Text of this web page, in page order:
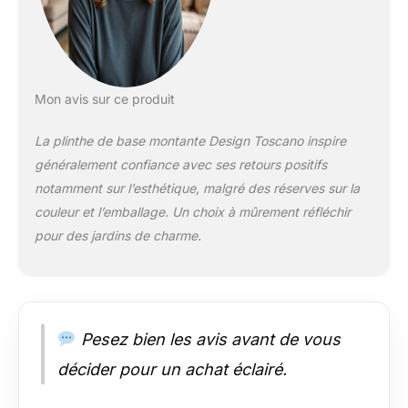
- Moulées à la main
avec de la véritable
recouverte d'une
antique résistante
aux UV SUPPORTS
POUR PLANTES
DESIGN TOSCANO -
pour tenir un planteur
dans un jardin ou à
Mon avis sur ce produit
La plinthe de base montante Design Toscano inspire
généralement confiance avec ses retours positifs
notamment sur l’esthétique, malgré des réserves sur la
couleur et l’emballage. Un choix à mûrement réfléchir
pour des jardins de charme.
Pesez bien les avis avant de vous
décider pour un achat éclairé.